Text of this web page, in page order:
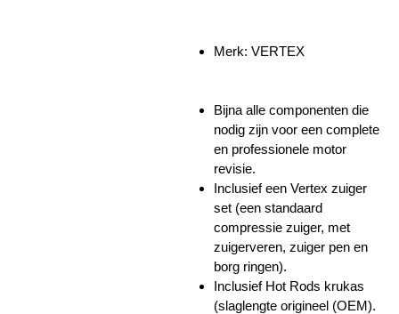
Merk: VERTEX
Bijna alle componenten die
nodig zijn voor een complete
en professionele motor
revisie.
Inclusief een Vertex zuiger
set (een standaard
compressie zuiger, met
zuigerveren, zuiger pen en
borg ringen).
Inclusief Hot Rods krukas
(slaglengte origineel (OEM).